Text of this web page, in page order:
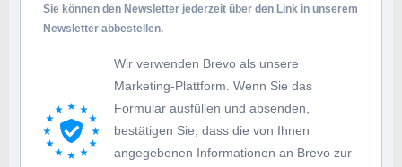
Sie können den Newsletter jederzeit über den Link in unserem
Newsletter abbestellen.
Wir verwenden Brevo als unsere
Marketing-Plattform. Wenn Sie das
Formular ausfüllen und absenden,
bestätigen Sie, dass die von Ihnen
angegebenen Informationen an Brevo zur